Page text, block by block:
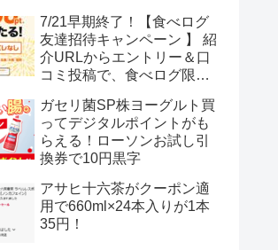
ボール12.3万名
7/21早期終了！【食べログ
友達招待キャンペーン 】 紹
介URLからエントリー＆口
コミ投稿で、食べログ限定
トがもらえる
ガセリ菌SP株ヨーグルト買
ってデジタルポイントがも
らえる！ローソンお試し引
換券で10円黒字
アサヒ十六茶がクーポン適
用で660ml×24本入りが1本
35円！